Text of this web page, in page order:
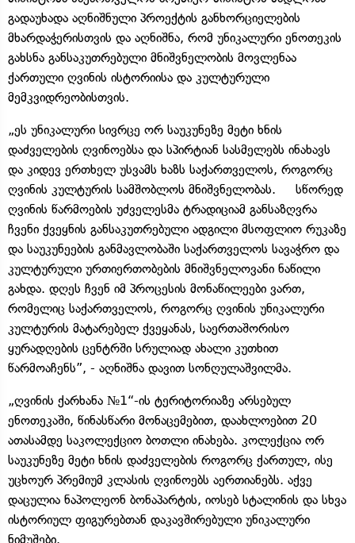
გადაუხადა აღნიშნული პროექტის განხორციელების
მხარდაჭერისთვის და აღნიშნა, რომ უნიკალური ენოთეკის
გახსნა განსაკუთრებული მნიშვნელობის მოვლენაა
ქართული ღვინის ისტორიისა და კულტურული
მემკვიდრეობისთვის.
„ეს უნიკალური სივრცე ორ საუკუნეზე მეტი ხნის
დაძველების ღვინოებსა და სპირტიან სასმელებს ინახავს
და კიდევ ერთხელ უსვამს ხაზს საქართველოს, როგორც
ღვინის კულტურის სამშობლოს მნიშვნელობას. სწორედ
ღვინის წარმოების უძველესმა ტრადიციამ განსაზღვრა
ჩვენი ქვეყნის განსაკუთრებული ადგილი მსოფლიო რუკაზე
და საუკუნეების განმავლობაში საქართველოს სავაჭრო და
კულტურული ურთიერთობების მნიშვნელოვანი ნაწილი
გახდა. დღეს ჩვენ იმ პროცესის მონაწილეები ვართ,
რომელიც საქართველოს, როგორც ღვინის უნიკალური
კულტურის მატარებელ ქვეყანას, საერთაშორისო
ყურადღების ცენტრში სრულიად ახალი კუთხით
წარმოაჩენს”, - აღნიშნა დავით სონღულაშვილმა.
„ღვინის ქარხანა №1“-ის ტერიტორიაზე არსებულ
ენოთეკაში, წინასწარი მონაცემებით, დაახლოებით 20
ათასამდე საკოლექციო ბოთლი ინახება. კოლექცია ორ
საუკუნეზე მეტი ხნის დაძველების როგორც ქართულ, ისე
უცხოურ პრემიუმ კლასის ღვინოებს აერთიანებს. აქვე
დაცულია ნაპოლეონ ბონაპარტის, იოსებ სტალინის და სხვა
ისტორიულ ფიგურებთან დაკავშირებული უნიკალური
ნიმუშები.